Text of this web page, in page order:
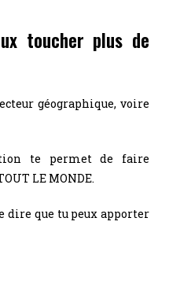
toucher plus de
géographique, voire
te permet de faire
LE MONDE.
dire que tu peux apporter